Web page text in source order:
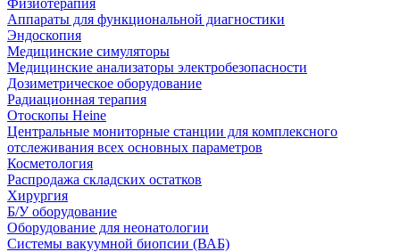
Физиотерапия
Аппараты для функциональной диагностики
Эндоскопия
Медицинские симуляторы
Медицинские анализаторы электробезопасности
Дозиметрическое оборудование
Радиационная терапия
Отоскопы Heine
Центральные мониторные станции для комплексного
отслеживания всех основных параметров
Косметология
Распродажа складских остатков
Хирургия
Б/У оборудование
Оборудование для неонатологии
Системы вакуумной биопсии (ВАБ)